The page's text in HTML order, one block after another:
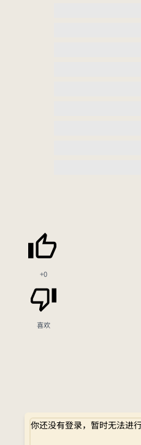
+0
喜欢
你还没有登录，暂时无法进